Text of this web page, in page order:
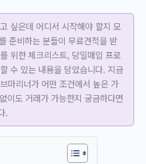
싶은데 어디서 시작해야 할지 모
준비하는 분들이 무료견적을 받
위한 체크리스트, 당일매입 프로
수 있는 내용을 담았습니다. 지금
마리너가 어떤 조건에서 높은 가
이도 거래가 가능한지 궁금하다면
.